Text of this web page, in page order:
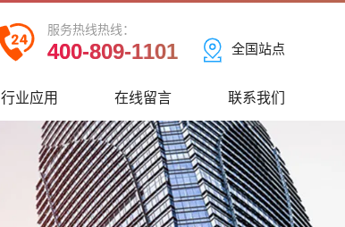
全国站点
服务热线热线：
400-809-1101
行业应用 在线留言 联系我们